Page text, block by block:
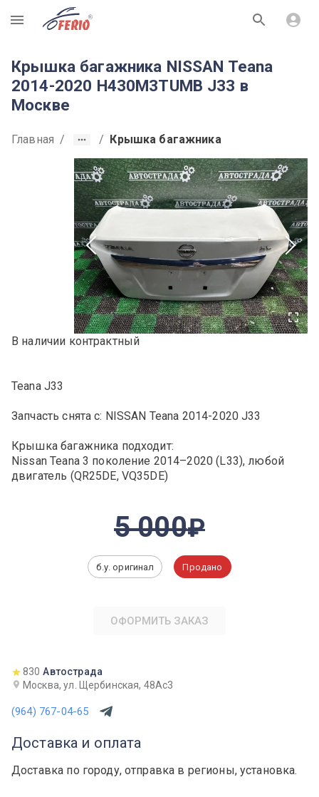
R
Крышка багажника NISSAN Teana
2014-2020 H430M3TUMB J33 в
Москве
Главная / / Крышка багажника
В наличии контрактный
Teana J33
Запчасть снята с: NISSAN Teana 2014-2020 J33
Крышка багажника подходит:
Nissan Teana 3 поколение 2014–2020 (L33), любой
двигатель (QR25DE, VQ35DE)
5 000
б.у. оригинал Продано
ОФОРМИТЬ ЗАКАЗ
830 Автострада
Москва, ул. Щербинская, 48Ас3
(964) 767-04-65
Доставка и оплата
Доставка по городу, отправка в регионы, установка.